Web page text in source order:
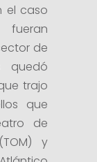
el caso
de
quedó
trajo
que
de
y